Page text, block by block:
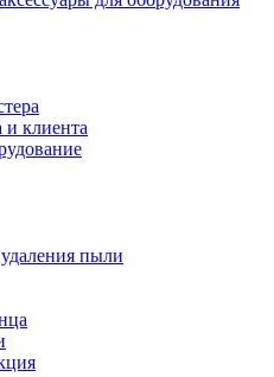
и клиента
пыли